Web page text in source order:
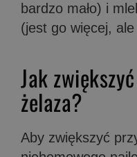
bardzo mało) i
(jest go więcej, ale
Jak
żelaza?
Aby zwiększyć